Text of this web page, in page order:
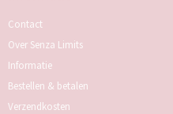
Contact
Over Senza Limits
Informatie
Bestellen & betalen
Verzendkosten